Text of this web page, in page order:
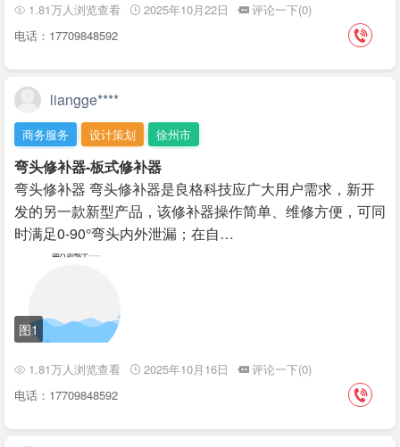
1.81万人浏览查看 2025年10月22日
评论一下(0)
电话：17709848592
liangge****
商务服务 设计策划 徐州市
弯头修补器-板式修补器
弯头修补器 弯头修补器是良格科技应广大用户需求，新开
发的另一款新型产品，该修补器操作简单、维修方便，可同
时满足0-90°弯头内外泄漏；在自…
图1
1.81万人浏览查看 2025年10月16日
评论一下(0)
电话：17709848592